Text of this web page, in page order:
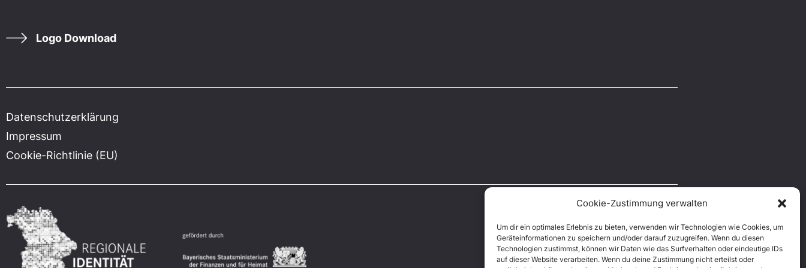
Cookie-Zustimmung verwalten
Um dir ein optimales Erlebnis zu bieten, verwenden wir Technologien wie Cookies, um
Geräteinformationen zu speichern und/oder darauf zuzugreifen. Wenn du diesen
Technologien zustimmst, können wir Daten wie das Surfverhalten oder eindeutige IDs
auf dieser Website verarbeiten. Wenn du deine Zustimmung nicht erteilst oder
Logo Download
Datenschutzerklärung
Impressum
Cookie-Richtlinie (EU)